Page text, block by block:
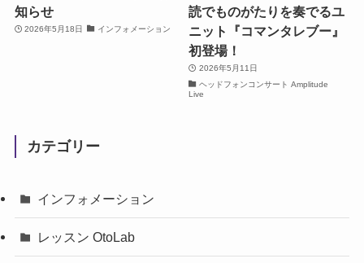
知らせ
2026年5月18日 インフォメーション
読でものがたりを奏でるユ
ニット『コマンタレブー』
初登場！
2026年5月11日
ヘッドフォンコンサート Amplitude
Live
カテゴリー
インフォメーション
レッスン OtoLab